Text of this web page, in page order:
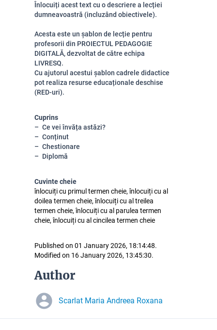
Înlocuiți acest text cu o descriere a lecției
dumneavoastră (incluzând obiectivele).
Acesta este un șablon de lecție pentru
profesorii din PROIECTUL PEDAGOGIE
DIGITALĂ, dezvoltat de către echipa
LIVRESQ.
Cu ajutorul acestui șablon cadrele didactice
pot realiza resurse educaționale deschise
(RED-uri).
Cuprins
Ce vei învăța astăzi?
Conținut
Chestionare
Diplomă
Cuvinte cheie
înlocuiți cu primul termen cheie, înlocuiți cu al
doilea termen cheie, înlocuiți cu al treilea
termen cheie, înlocuiți cu al parulea termen
cheie, înlocuiți cu al cincilea termen cheie
Published on 01 January 2026, 18:14:48.
Modified on 16 January 2026, 13:45:30.
Author
Scarlat Maria Andreea Roxana